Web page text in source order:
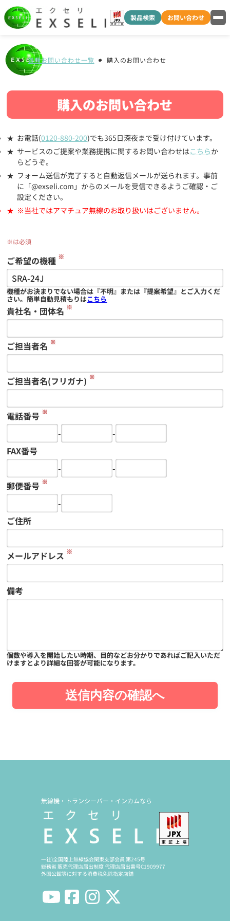
製品検索 お問い合わせ
各種お問い合わせ一覧 購入のお問い合わせ
購入のお問い合わせ
お電話(0120-880-200)でも365日深夜まで受け付けています。
サービスのご提案や業務提携に関するお問い合わせはこちらか
らどうぞ。
フォーム送信が完了すると自動返信メールが送られます。事前
に「@exseli.com」からのメールを受信できるようご確認・ご
設定ください。
※当社ではアマチュア無線のお取り扱いはございません。
※は必須
ご希望の機種 ※
機種がお決まりでない場合は『不明』または『提案希望』とご入力くだ
さい。簡単自動見積もりはこちら
貴社名・団体名 ※
ご担当者名 ※
ご担当者名(フリガナ) ※
電話番号 ※
-
-
FAX番号
-
-
郵便番号 ※
-
ご住所
メールアドレス ※
備考
個数や導入を開始したい時期、目的などお分かりであればご記入いただ
けますとより詳細な回答が可能になります。
送信内容の確認へ
無線機・トランシーバー・インカムなら
一社)全国陸上無線協会関東支部会員 第245号
総務省 販売代理店届出制度 代理店届出番号C1909977
外国公館等に対する消費税免除指定店舗